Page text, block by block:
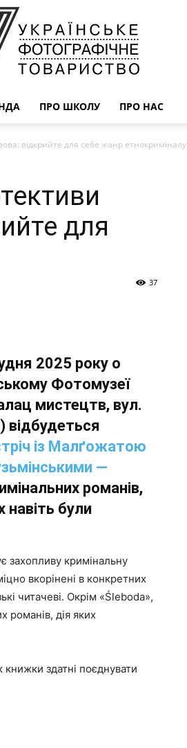
ПРО ШКОЛУ ПРО НАС
відкрийте для себе жанр етнокриміналу
для
37
2025 року о
Фотомузеї
мистецтв, вул.
відбудеться
із Малґожатою
—
романів,
навіть були
захопливу кримінальну
вкорінені в конкретних
читачеві. Окрім «Śleboda»,
романів, дія яких
здатні поєднувати